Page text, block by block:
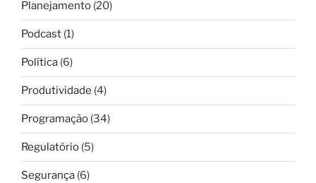
Planejamento (20)
Podcast (1)
Política (6)
Produtividade (4)
Programação (34)
Regulatório (5)
Segurança (6)